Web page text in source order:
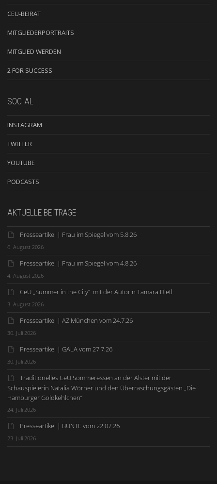
CEU-BEIRAT
MITGLIEDERPORTRAITS
MITGLIED WERDEN
2 FOR SUCCESS
SOCIAL
INSTAGRAM
TWITTER
YOUTUBE
PODCASTS
AKTUELLE BEITRÄGE
Presseartikel | Frau im Spiegel vom 5.8.26
6. August 2026
Presseartikel | Frau im Spiegel vom 4.8.26
4. August 2026
CeU „Summer in the City“ mit der Autorin Tamara Dietl
3. August 2026
Presseartikel | AZ München vom 24.7.26
30. Juli 2026
Presseartikel | GALA vom 27.7.26
30. Juli 2026
Traditionelles CeU Sommeressen an der Alster mit der
Schauspielerin Natalia Wörner und den Überraschungsgästen „Die
Hamburger Goldkehlchen“
24. Juli 2026
Presseartikel | BUNTE vom 22.07.26
23. Juli 2026